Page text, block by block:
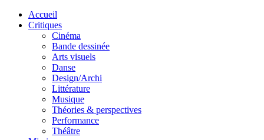
Skip
Accueil
Critiques
Cinéma
Bande dessinée
Arts visuels
Danse
Design/Archi
Littérature
Musique
Théories & perspectives
Performance
Théâtre